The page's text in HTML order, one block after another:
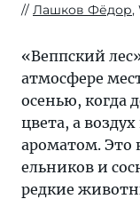
Лашков Фёдор,
«Веппский
атмосфере
осенью, когда
цвета, а
ароматом. Это
ельников и
редкие